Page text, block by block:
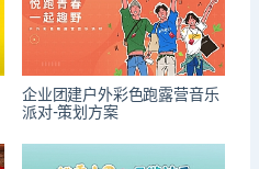
企业团建户外彩色跑露营音乐
派对-策划方案